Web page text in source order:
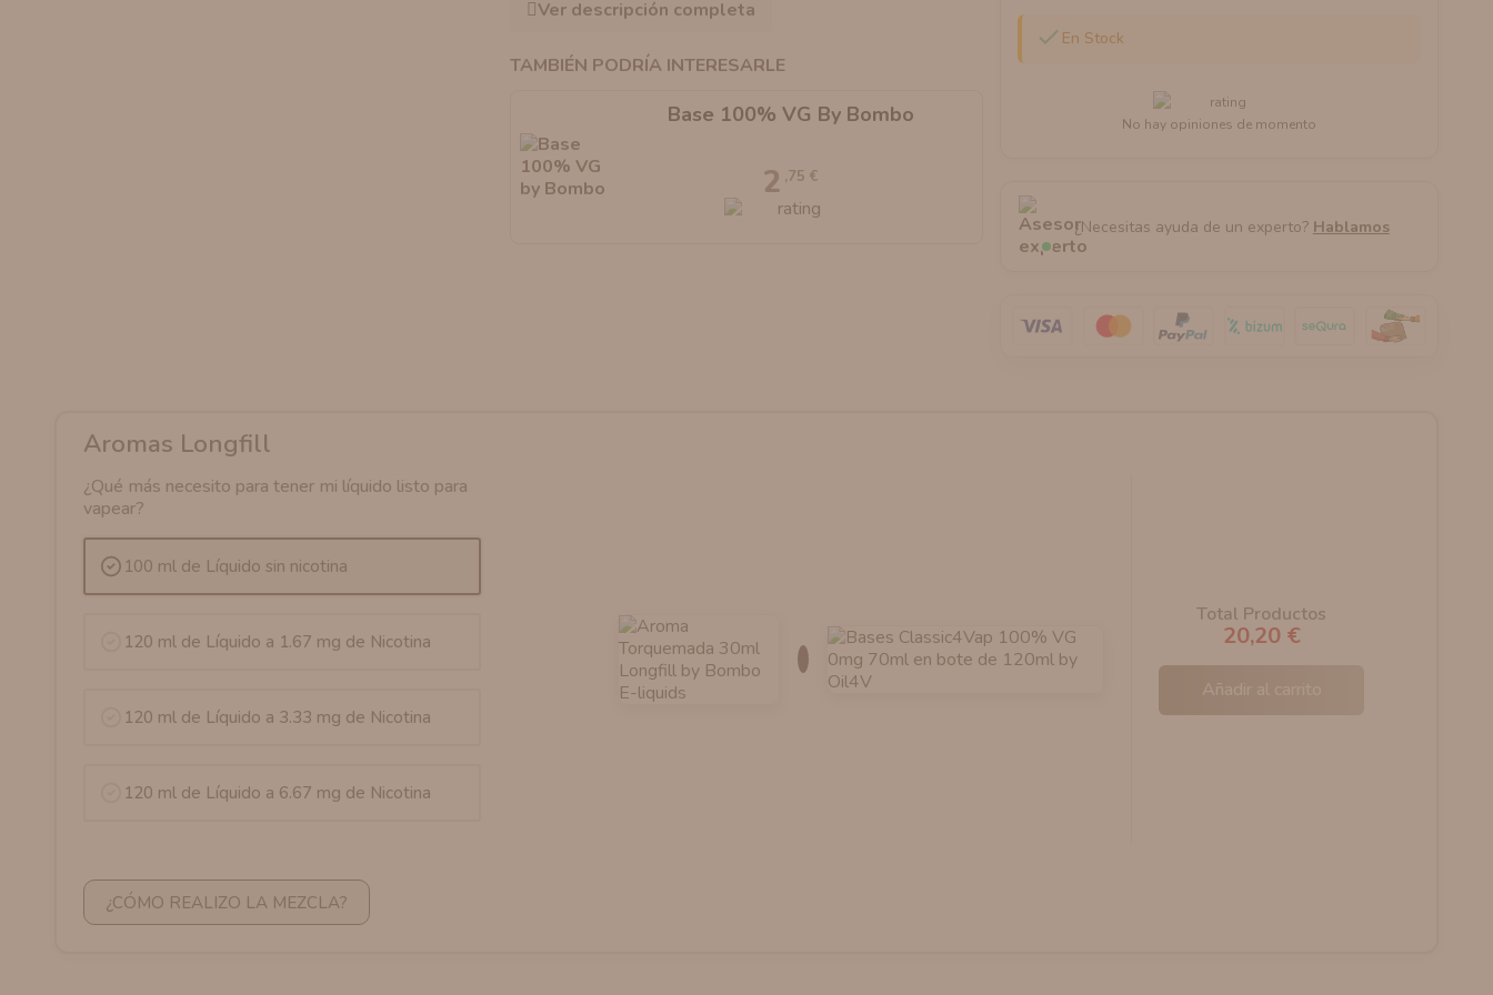
Ver descripción completa
TAMBIÉN PODRÍA INTERESARLE
Base 100% VG By Bombo
2 ,75 €
 En Stock
No hay opiniones de momento
¿Necesitas ayuda de un experto? Hablamos
Aromas Longfill
¿Qué más necesito para tener mi líquido listo para
vapear?
100 ml de Líquido sin nicotina
120 ml de Líquido a 1.67 mg de Nicotina
120 ml de Líquido a 3.33 mg de Nicotina
120 ml de Líquido a 6.67 mg de Nicotina
Total Productos
20,20 €
Añadir al carrito
¿CÓMO REALIZO LA MEZCLA?